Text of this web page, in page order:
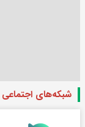
شبکه‌های اجتماعی